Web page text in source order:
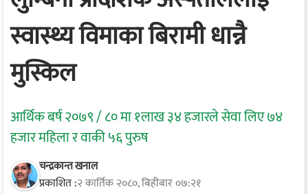
स्वास्थ्य विमाका बिरामी धान्नै
मुस्किल
आर्थिक बर्ष २०७९ / ८० मा १लाख ३४ हजारले सेवा लिए ७४
हजार महिला र वाकी ५६ पुरुष
चन्द्रकान्त खनाल
प्रकाशित :२ कार्तिक २०८०, बिहीबार ०७:२१